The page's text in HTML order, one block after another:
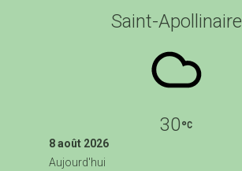
Saint-Apollinaire
30
8 août 2026
Aujourd'hui